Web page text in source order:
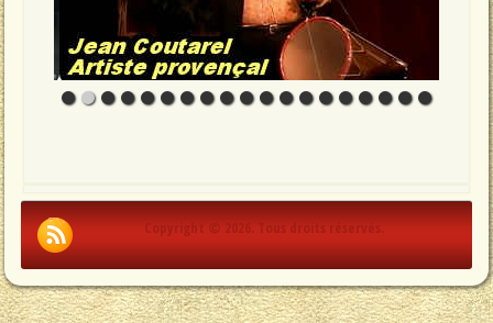
Copyright © 2026. Tous droits réservés.
.